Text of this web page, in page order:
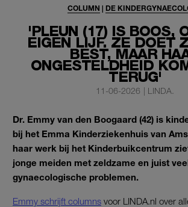
'PLEUN (17) IS BOOS,
EIGEN LIJF. ZE DOET
BEST, MAAR
ONGESTELDHEID
TERUG'
COLUMN | DE
11-06-2026 | LINDA.
Dr. Emmy van den Boogaard (42) is
bij het Emma Kinderziekenhuis van
haar werk bij het Kinderbuikcentrum
jonge meiden met zeldzame en juist
gynaecologische problemen.
Emmy schrijft columns voor LINDA.nl over